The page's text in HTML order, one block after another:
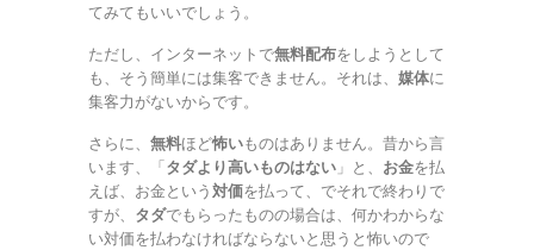
てみてもいいでしょう。
ただし、インターネットで無料配布をしようとして
も、そう簡単には集客できません。それは、 媒体に
集客力がないからです。
さらに、 無料ほど怖いものはありません。昔から言
います、「タダより高いものはない 」と、 お金を払
えば、お金という対価を払って、でそれで終わりで
すが、 タダでもらったものの場合は、何かわからな
い対価を払わなければならないと思うと怖いので